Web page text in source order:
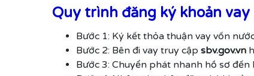
Quy trình đăng ký khoản
Bước 1: Ký kết thỏa thuận vay vốn
Bước 2: Bên đi vay truy cập sbv.gov.vn
Bước 3: Chuyển phát nhanh hồ sơ